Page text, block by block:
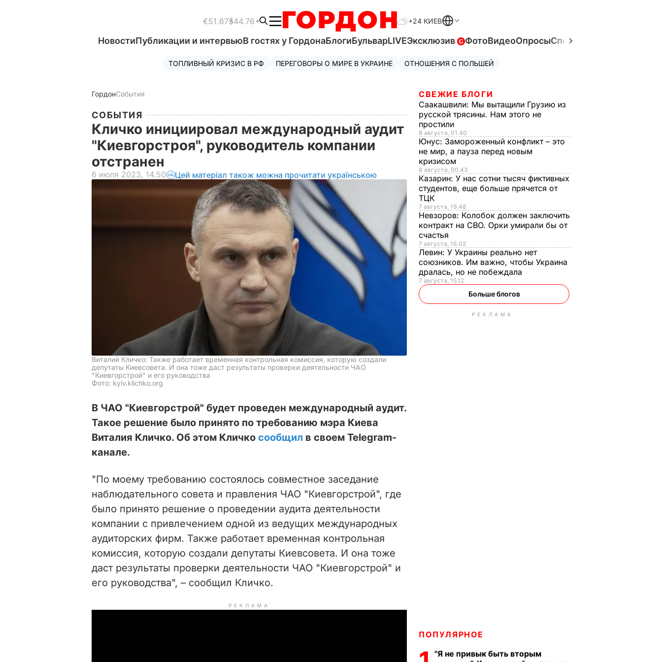
€51.67$44.76 +24 КИЕВ
НовостиПубликации и интервьюВ гостях у ГордонаБлогиБульварLIVEЭксклюзив ФотоВидеоОпросыСпецпроекты
ТОПЛИВНЫЙ КРИЗИС В РФ ПЕРЕГОВОРЫ О МИРЕ В УКРАИНЕ ОТНОШЕНИЯ С ПОЛЬШЕЙ
ГордонСобытия
СОБЫТИЯ
Кличко инициировал международный аудит
"Киевгорстроя", руководитель компании
отстранен
6 июля 2023, 14.50 Цей матеріал також можна прочитати українською
Виталий Кличко: Также работает временная контрольная комиссия, которую создали
депутаты Киевсовета. И она тоже даст результаты проверки деятельности ЧАО
"Киевгорстрой" и его руководства
Фото: kyiv.klichko.org
В ЧАО "Киевгорстрой" будет проведен международный аудит.
Такое решение было принято по требованию мэра Киева
Виталия Кличко. Об этом Кличко сообщил в своем Telegram-
канале.
"По моему требованию состоялось совместное заседание
наблюдательного совета и правления ЧАО "Киевгорстрой", где
было принято решение о проведении аудита деятельности
компании с привлечением одной из ведущих международных
аудиторских фирм. Также работает временная контрольная
комиссия, которую создали депутаты Киевсовета. И она тоже
даст результаты проверки деятельности ЧАО "Киевгорстрой" и
его руководства", – сообщил Кличко.
РЕКЛАМА
СВЕЖИЕ БЛОГИ
Саакашвили: Мы вытащили Грузию из
русской трясины. Нам этого не
простили
8 августа, 01.40
Юнус: Замороженный конфликт – это
не мир, а пауза перед новым
кризисом
8 августа, 00.43
Казарин: У нас сотни тысяч фиктивных
студентов, еще больше прячется от
ТЦК
7 августа, 19.48
Невзоров: Колобок должен заключить
контракт на СВО. Орки умирали бы от
счастья
7 августа, 16.02
Левин: У Украины реально нет
союзников. Им важно, чтобы Украина
дралась, но не побеждала
7 августа, 15.12
Больше блогов
РЕКЛАМА
ПОПУЛЯРНОЕ
"Я не привык быть вторым